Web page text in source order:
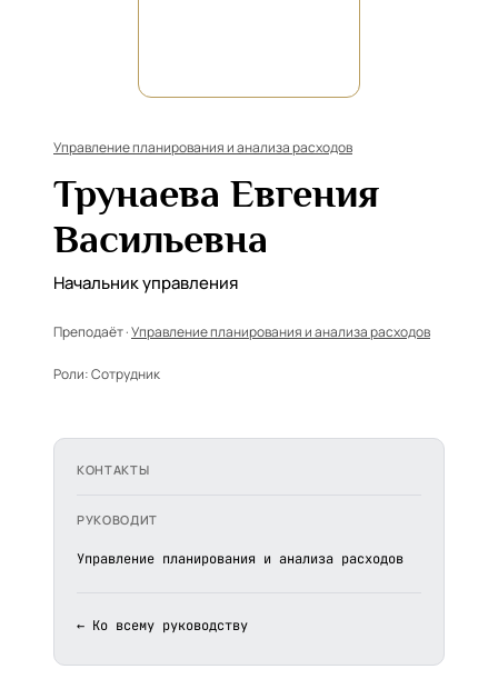
Управление планирования и анализа расходов
Трунаева Евгения
Васильевна
Начальник управления
Преподаёт ·Управление планирования и анализа расходов
Роли:Сотрудник
КОНТАКТЫ
РУКОВОДИТ
Управление планирования и анализа расходов
← Ко всему руководству